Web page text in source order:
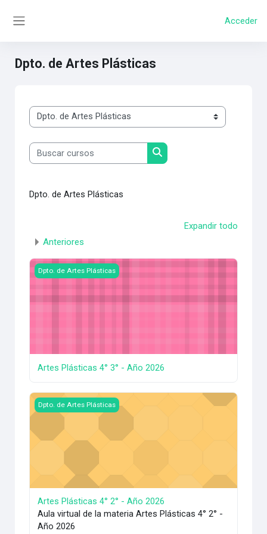
Acceder
Dpto. de Artes Plásticas
Categorías
Buscar cursos
Buscar cursos
Dpto. de Artes Plásticas
Expandir todo
Anteriores
Imagen del curso Artes Plásticas 4° 3° - Año 2026
Dpto. de Artes Plásticas
Artes Plásticas 4° 3° - Año 2026
Imagen del curso Artes Plásticas 4° 2° - Año 2026
Dpto. de Artes Plásticas
Artes Plásticas 4° 2° - Año 2026
Aula virtual de la materia Artes Plásticas 4° 2° -
Año 2026